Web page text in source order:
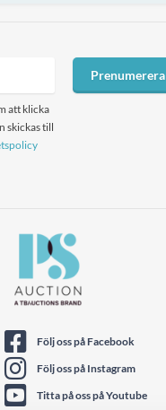
att klicka
skickas till
Prenumerera
Följ oss på Facebook
Följ oss på Instagram
Titta på oss på Youtube